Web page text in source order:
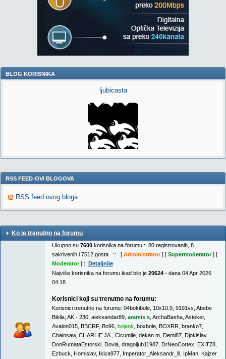
BLOG KORISNIKA
ljubicasta
RSS FEED-OVI BLOGOVA
RSS feed ovog bloga
Ko je trenutno na forumu
Ukupno su 7600 korisnika na forumu :: 80 registrovanih, 8
sakrivenih i 7512 gosta :: [ Administrator] [ Supermoderator] [
Moderator] :: Detaljnije
Najviše korisnika na forumu ikad bilo je 20624 - dana 04 Apr 2026
04:18
Korisnici koji su trenutno na forumu:
Korisnici trenutno na forumu: 04bokibole 10x10.9 9191vs Abebe
Bikila AK - 230 aleksandar89 aramis s ArchaBasha Asteker,
Avalon015 BBCRF, Bo96 bojank boxbole BOXRR branko7
Chainsaw, CHARLIE JA. Cicumile dekan.m Demi87 Djokislav,
DonRumataEstorski Dovla dragoljub11987 DrNeoCortex EXIT78
Ezbuck Homislav, Ikica977 Imperator_Aleksandr_lll IpMan Kajzer